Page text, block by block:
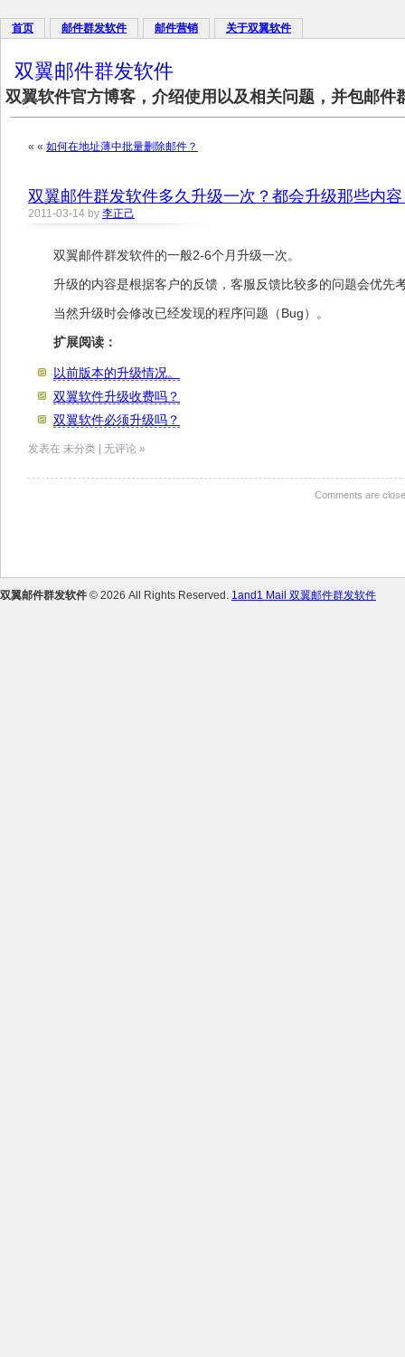
首页 邮件群发软件 邮件营销 关于双翼软件
双翼邮件群发软件
双翼软件官方博客，介绍使用以及相关问题，并包邮
« « 如何在地址薄中批量删除邮件？
双翼邮件群发软件多久升级一次？都会升级那些内
2011-03-14 by 李正己
双翼邮件群发软件的一般2-6个月升级一次。
升级的内容是根据客户的反馈，客服反馈比较多的问题会优先
当然升级时会修改已经发现的程序问题（Bug）。
扩展阅读：
以前版本的升级情况。
双翼软件升级收费吗？
双翼软件必须升级吗？
发表在 未分类 | 无评论 »
Comments are
双翼邮件群发软件 © 2026 All Rights Reserved. 1and1 Mail 双翼邮件群发软件